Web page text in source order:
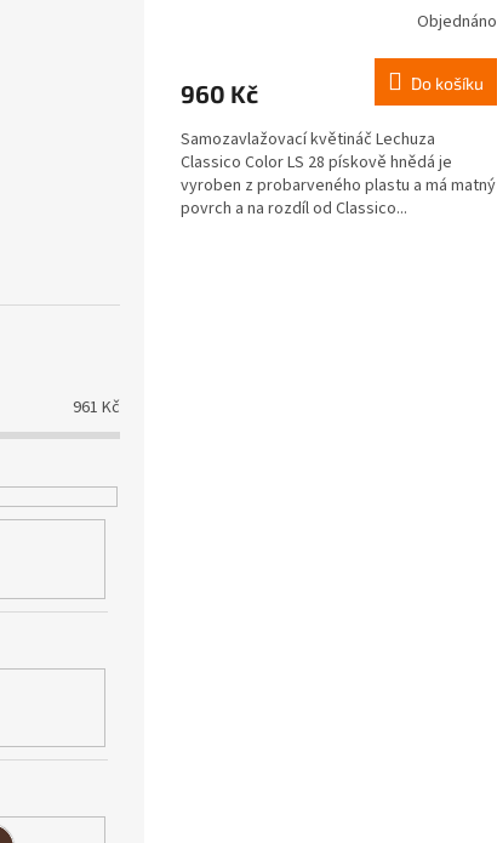
961 Kč
Objednáno
960 Kč Do košíku
Samozavlažovací květináč Lechuza
Classico Color LS 28 pískově hnědá je
vyroben z probarveného plastu a má matný
povrch a na rozdíl od Classico...